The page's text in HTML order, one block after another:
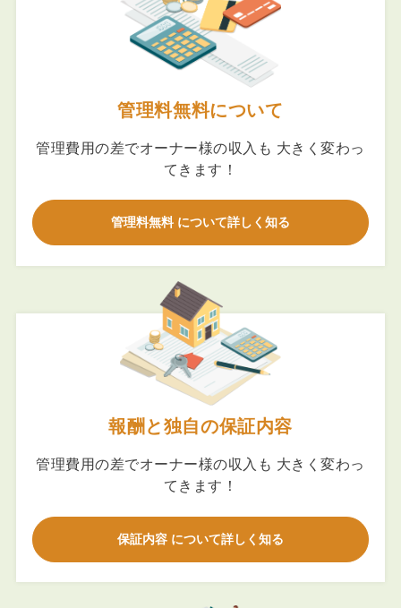
管理料無料について
管理費用の差でオーナー様の収入も 大きく変わっ
てきます！
管理料無料 について詳しく知る
報酬と独自の保証内容
管理費用の差でオーナー様の収入も 大きく変わっ
てきます！
保証内容 について詳しく知る